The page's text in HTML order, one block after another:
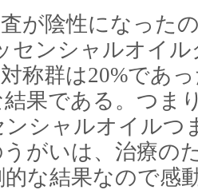
査が陰性になった
センシャルオイ
称群は20%であ
果である。つま
ンシャルオイルつ
うがいは、治療の
な結果なので感